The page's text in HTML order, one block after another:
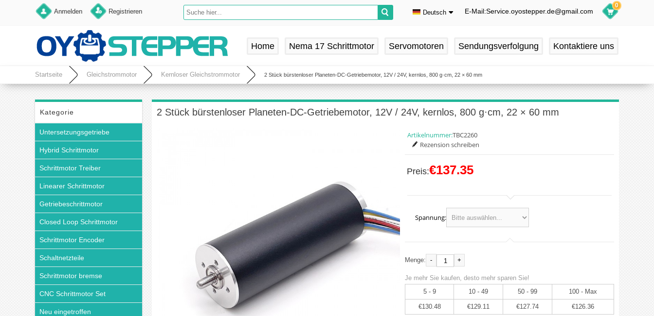
Anmelden Registrieren Deutsch
Deutsch
Español
E-Mail:Service.oyostepper.de@gmail.com
0
Home Nema 17 Schrittmotor Servomotoren Sendungsverfolgung Kontaktiere uns
Startseite Gleichstrommotor Kernloser Gleichstrommotor 2 Stück bürstenloser Planeten-DC-Getriebemotor, 12V / 24V, kernlos, 800 g·cm, 22 × 60 mm
Kategorie
Untersetzungsgetriebe
Hybrid Schrittmotor
Schrittmotor Treiber
Linearer Schrittmotor
Getriebeschrittmotor
Closed Loop Schrittmotor
Schrittmotor Encoder
Schaltnetzteile
Schrittmotor bremse
CNC Schrittmotor Set
Neu eingetroffen
2 Stück bürstenloser Planeten-DC-Getriebemotor, 12V / 24V, kernlos, 800 g·cm, 22 × 60 mm
Artikelnummer:TBC2260
Rezension schreiben
Preis:€137.35
Spannung:
Menge: - +
Je mehr Sie kaufen, desto mehr sparen Sie!
5 - 9
10 - 49 50 - 99 100 - Max
€130.48 €129.11 €127.74 €126.36